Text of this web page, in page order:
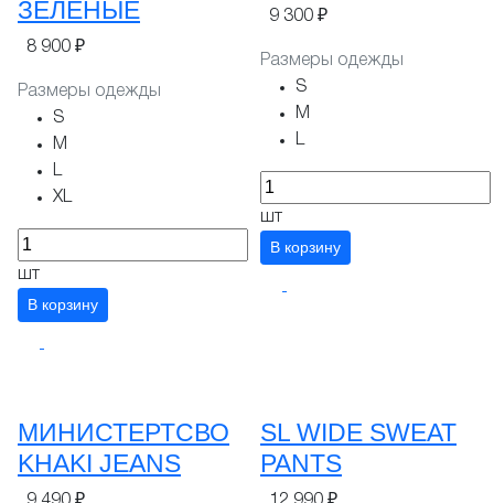
ЗЕЛЁНЫЕ
8 900 ₽
Размеры одежды
S
M
L
XL
шт
В корзину
9 300 ₽
Размеры одежды
S
M
L
шт
В корзину
МИНИСТЕРТСВО
KHAKI JEANS
SL WIDE SWEAT
PANTS